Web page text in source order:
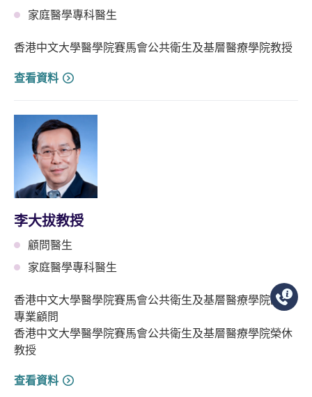
家庭醫學專科醫生
香港中文大學醫學院賽馬會公共衛生及基層醫療學院教授
查看資料
李大拔教授
顧問醫生
家庭醫學專科醫生
香港中文大學醫學院賽馬會公共衛生及基層醫療學院臨床
專業顧問
香港中文大學醫學院賽馬會公共衛生及基層醫療學院榮休
教授
查看資料